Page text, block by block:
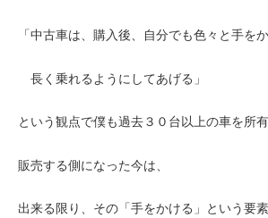
「中古車は、購入後、自分でも色々と手を
長く乗れるようにしてあげる」
という観点で僕も過去３０台以上の車を所
販売する側になった今は、
出来る限り、その「手をかける」という要